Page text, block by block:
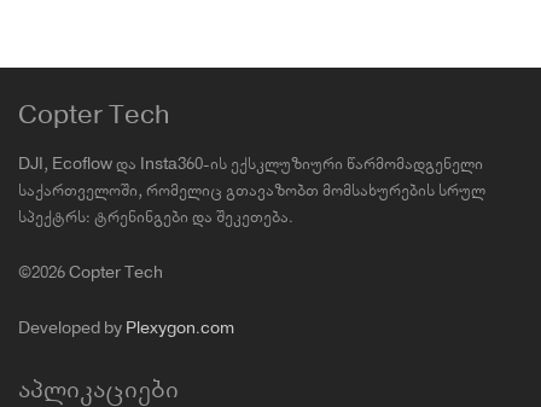
Copter Tech
DJI, Ecoflow და Insta360-ის ექსკლუზიური წარმომადგენელი
საქართველოში, რომელიც გთავაზობთ მომსახურების სრულ
სპექტრს: ტრენინგები და შეკეთება.
©2026 Copter Tech
Developed by Plexygon.com
აპლიკაციები